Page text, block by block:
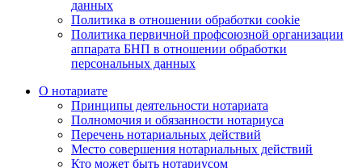
данных
Политика в отношении обработки cookie
Политика первичной профсоюзной организации
аппарата БНП в отношении обработки
персональных данных
О нотариате
Принципы деятельности нотариата
Полномочия и обязанности нотариуса
Перечень нотариальных действий
Место совершения нотариальных действий
Кто может быть нотариусом